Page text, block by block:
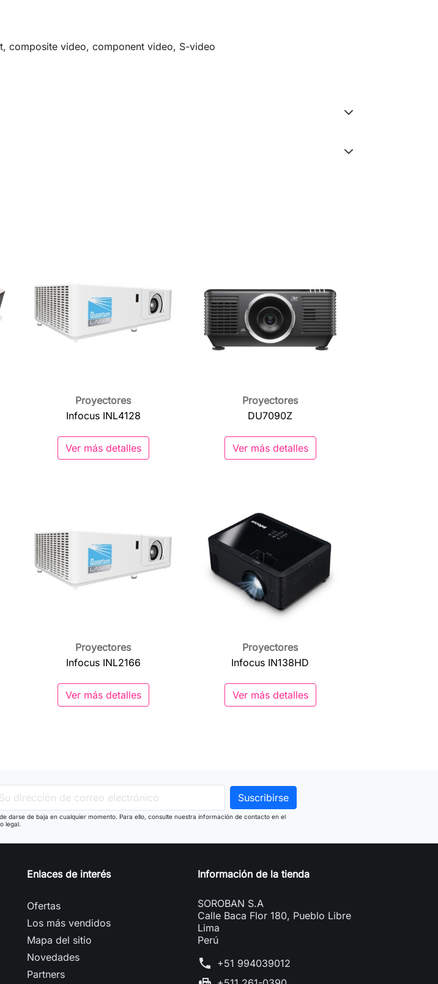
composite video, component video, S-video
 Vista rápida
Proyectores
Infocus INL4128
Ver más detalles
 Vista rápida
Proyectores
DU7090Z
Ver más detalles
 Vista rápida
Proyectores
Infocus INL2166
Ver más detalles
 Vista rápida
Proyectores
Infocus IN138HD
Ver más detalles
darse de baja en cualquier momento. Para ello, consulte nuestra información de contacto en el
legal.
Enlaces de interés
Ofertas
Los más vendidos
Mapa del sitio
Novedades
Partners
Información de la tienda
SOROBAN S.A
Calle Baca Flor 180, Pueblo Libre
Lima
Perú
phone +51 994039012